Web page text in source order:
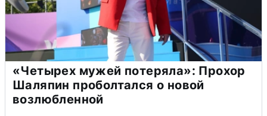
«Четырех мужей потеряла»: Прохор
Шаляпин проболтался о новой
возлюбленной